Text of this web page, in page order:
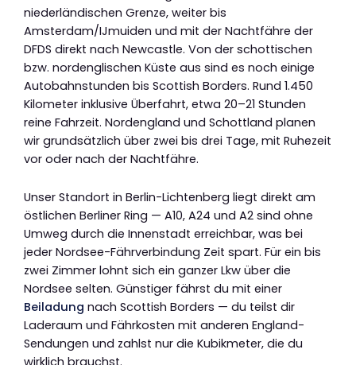
niederländischen Grenze, weiter bis
Amsterdam/IJmuiden und mit der Nachtfähre der
DFDS direkt nach Newcastle. Von der schottischen
bzw. nordenglischen Küste aus sind es noch einige
Autobahnstunden bis Scottish Borders. Rund 1.450
Kilometer inklusive Überfahrt, etwa 20–21 Stunden
reine Fahrzeit. Nordengland und Schottland planen
wir grundsätzlich über zwei bis drei Tage, mit Ruhezeit
vor oder nach der Nachtfähre.
Unser Standort in Berlin-Lichtenberg liegt direkt am
östlichen Berliner Ring — A10, A24 und A2 sind ohne
Umweg durch die Innenstadt erreichbar, was bei
jeder Nordsee-Fährverbindung Zeit spart. Für ein bis
zwei Zimmer lohnt sich ein ganzer Lkw über die
Nordsee selten. Günstiger fährst du mit einer
Beiladung nach Scottish Borders — du teilst dir
Laderaum und Fährkosten mit anderen England-
Sendungen und zahlst nur die Kubikmeter, die du